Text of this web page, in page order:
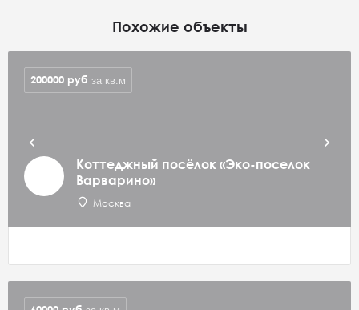
Похожие объекты
Коттеджный посёлок «Эко-поселок
Варварино»
Москва
200000 руб за кв.м